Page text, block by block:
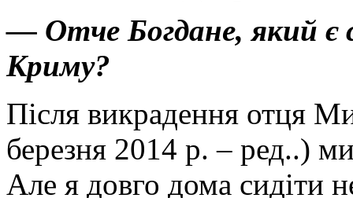
— Отче Богдане, який є
Криму?
Після викрадення отця
березня 2014 р. – ред..)
Але я довго дома сидіти